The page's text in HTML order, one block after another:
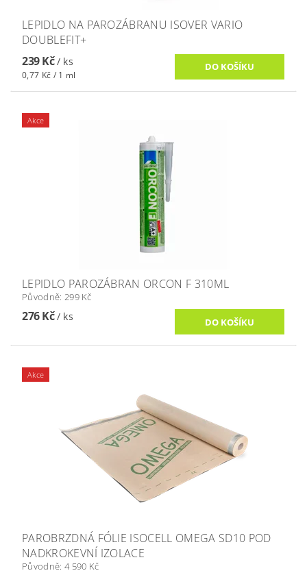
LEPIDLO NA PAROZÁBRANU ISOVER VARIO
DOUBLEFIT+
239 Kč/ ks
0,77 Kč / 1 ml
Akce
LEPIDLO PAROZÁBRAN ORCON F 310ML
Původně: 299 Kč
276 Kč/ ks
Akce
PAROBRZDNÁ FÓLIE ISOCELL OMEGA SD10 POD
NADKROKEVNÍ IZOLACE
Původně: 4 590 Kč